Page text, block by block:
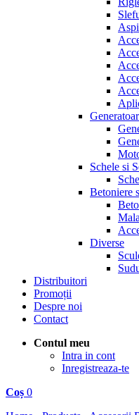
Schele si
Betoniere
Diverse
Distribuitori
Promoții
Despre noi
Contact
Contul meu
Intra in cont
Inregistreaza-te
Coș 0